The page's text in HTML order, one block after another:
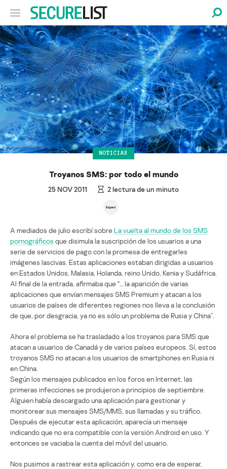
NOTICIAS
Troyanos SMS: por todo el mundo
25 NOV 2011 2lectura de un minuto
A mediados de julio escribí sobre La vuelta al mundo de los SMS
pornográficos que disimula la suscripción de los usuarios a una
serie de servicios de pago con la promesa de entregarles
imágenes lascivas. Estas aplicaciones estaban dirigidas a usuarios
en Estados Unidos, Malasia, Holanda, reino Unido, Kenia y Sudáfrica.
Al final de la entrada, afirmaba que “… la aparición de varias
aplicaciones que envían mensajes SMS Premium y atacan a los
usuarios de países de diferentes regiones nos lleva a la conclusión
de que, por desgracia, ya no es sólo un problema de Rusia y China”.
Ahora el problema se ha trasladado a los troyanos para SMS que
atacan a usuarios de Canadá y de varios países europeos. Sí, estos
troyanos SMS no atacan a los usuarios de smartphones en Rusia ni
en China.
Según los mensajes publicados en los foros en Internet, las
primeras infecciones se produjeron a principios de septiembre.
Alguien había descargado una aplicación para gestionar y
monitorear sus mensajes SMS/MMS, sus llamadas y su tráfico.
Después de ejecutar esta aplicación, aparecía un mensaje
indicando que no era compatible con la versión Android en uso. Y
entonces se vaciaba la cuenta del móvil del usuario.
Nos pusimos a rastrear esta aplicación y, como era de esperar,